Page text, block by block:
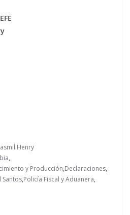
Henry
,
y Producción,Declaraciones,
Santos,Policía Fiscal y Aduanera,